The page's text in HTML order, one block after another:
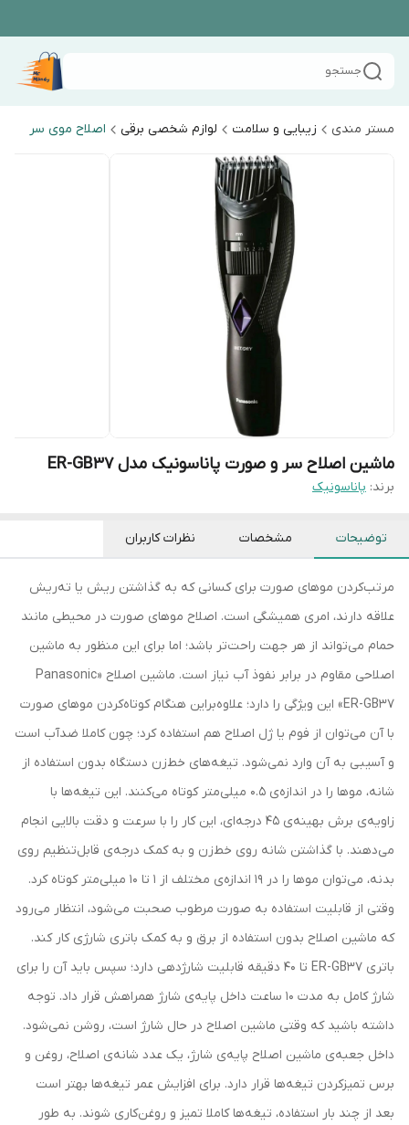
جستجو
مستر مندی زیبایی و سلامت لوازم شخصی برقی اصلاح موی سر
ماشین اصلاح سر و صورت پاناسونیک مدل ER-GB37
برند: پاناسونیک
توضیحات مشخصات نظرات کاربران
مرتب‌کردن موهای صورت برای کسانی که به گذاشتن ریش یا ته‌ریش
علاقه دارند، امری همیشگی است. اصلاح موهای صورت در محیطی مانند
حمام می‌تواند از هر جهت راحت‌تر باشد؛ اما برای این منظور به ماشین
اصلاحی مقاوم در برابر نفوذ آب نیاز است. ماشین اصلاح «Panasonic
ER-GB37» این ویژگی را دارد؛ علاوه‌براین هنگام کوتاه‌کردن موهای صورت
با آن می‌توان از فوم یا ژل اصلاح هم استفاده کرد؛ چون کاملا ضدآب است
و آسیبی به آن وارد نمی‌شود. تیغه‌های خط‌زن دستگاه بدون استفاده از
شانه، موها را در اندازه‌ی 0.5 میلی‌متر کوتاه می‌کنند. این تیغه‌ها با
زاویه‌ی برش بهینه‌ی 45 درجه‌ای، این کار را با سرعت و دقت بالایی انجام
می‌دهند. با گذاشتن شانه روی خط‌زن و به کمک درجه‌ی قابل‌تنظیم روی
بدنه، می‌توان موها را در 19 اندازه‌ی مختلف از 1 تا 10 میلی‌متر کوتاه کرد.
وقتی از قابلیت استفاده به صورت مرطوب صحبت می‌شود، انتظار می‌رود
که ماشین اصلاح بدون استفاده از برق و به کمک باتری شارژی کار کند.
باتری ER-GB37 تا 40 دقیقه قابلیت شارژدهی دارد؛ سپس باید آن را برای
شارژ کامل به مدت 10 ساعت داخل پایه‌ی شارژ همراهش قرار داد. توجه
داشته باشید که وقتی ماشین اصلاح در حال شارژ است، روشن نمی‌شود.
داخل جعبه‌ی ماشین اصلاح پایه‌ی شارژ، یک عدد شانه‌ی اصلاح، روغن و
برس تمیزکردن تیغه‌ها قرار دارد. برای افزایش عمر تیغه‌ها بهتر است
بعد از چند بار استفاده، تیغه‌ها کاملا تمیز و روغن‌کاری شوند. به طور